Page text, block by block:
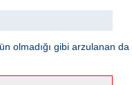
olmadığı gibi arzulanan da